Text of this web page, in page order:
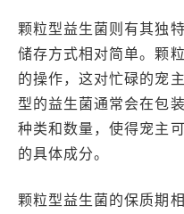
颗粒型益生菌则有其独
储存方式相对简单。颗
的操作，这对忙碌的宠
型的益生菌通常会在包
种类和数量，使得宠主
的具体成分。
颗粒型益生菌的保质期